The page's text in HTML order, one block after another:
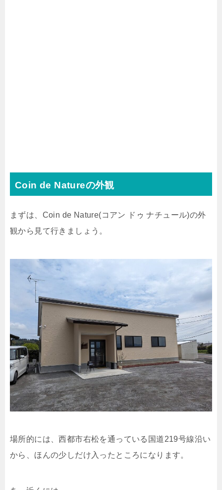
Coin de Natureの外観
まずは、Coin de Nature(コアン ドゥ ナチュール)の外
観から見て行きましょう。
場所的には、西都市右松を通っている国道219号線沿い
から、ほんの少しだけ入ったところになります。